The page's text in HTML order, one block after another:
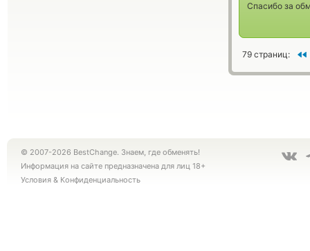
Спасибо за
79 страниц:
© 2007-2026 BestChange. Знаем, где обменять!
Информация на сайте предназначена для лиц 18+
Условия & Конфиденциальность